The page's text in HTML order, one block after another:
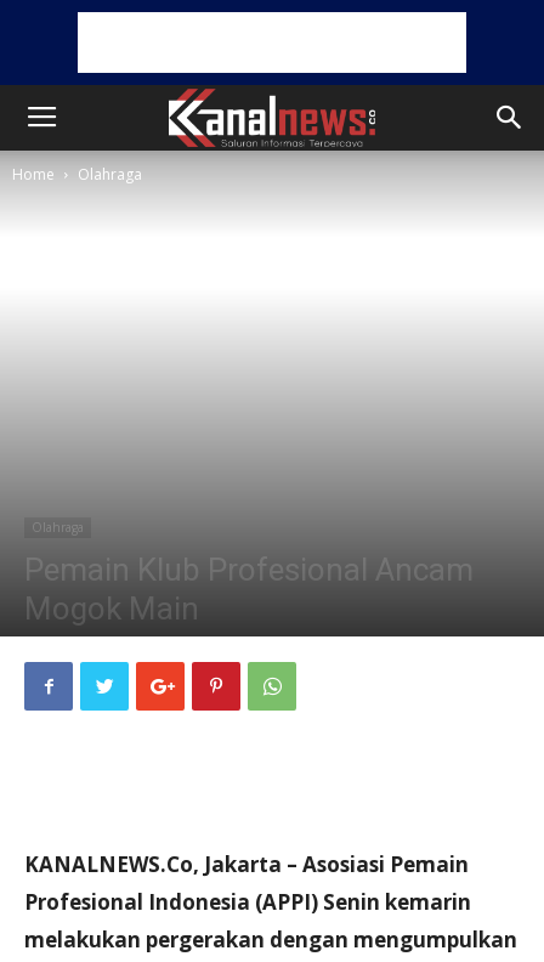
Home Olahraga
Olahraga
Pemain Klub Profesional Ancam
Mogok Main
KANALNEWS.Co, Jakarta – Asosiasi Pemain
Profesional Indonesia (APPI) Senin kemarin
melakukan pergerakan dengan mengumpulkan